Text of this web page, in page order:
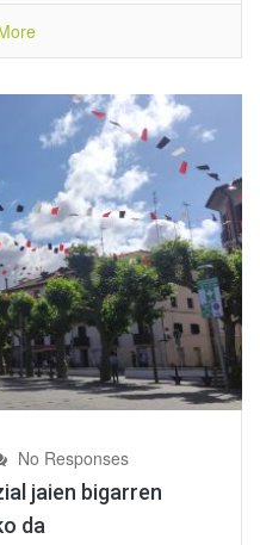
No Responses
jaien bigarren
da